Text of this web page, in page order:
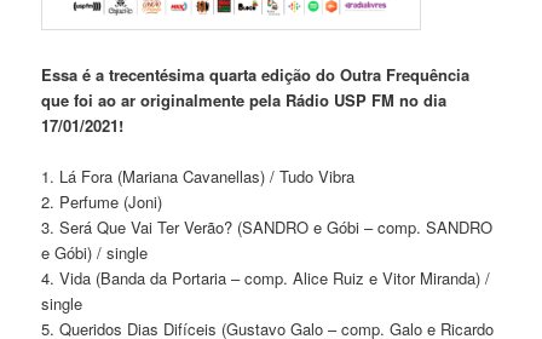
Essa é a trecentésima quarta edição do Outra Frequência
que foi ao ar originalmente pela Rádio USP FM no dia
17/01/2021!
1. Lá Fora (Mariana Cavanellas) / Tudo Vibra
2. Perfume (Joni)
3. Será Que Vai Ter Verão? (SANDRO e Góbi – comp. SANDRO
e Góbi) / single
4. Vida (Banda da Portaria – comp. Alice Ruiz e Vitor Miranda) /
single
5. Queridos Dias Difíceis (Gustavo Galo – comp. Galo e Ricardo